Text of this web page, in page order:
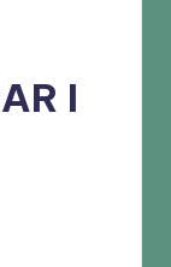
I